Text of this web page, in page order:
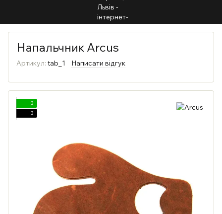
Напальчник Arcus
Артикул: tab_1 Написати відгук
3
3